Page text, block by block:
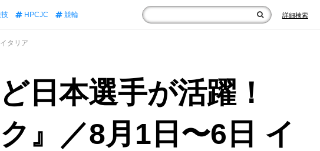
技 HPCJC 競輪 詳細検索
タリア
日本選手が活躍！
』／8月1日〜6日 イ